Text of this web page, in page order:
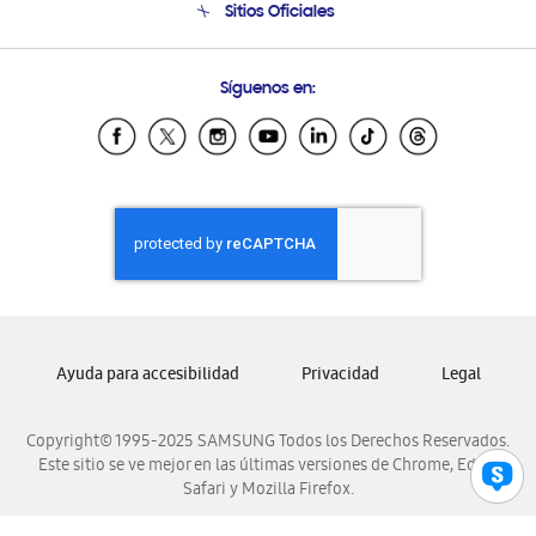
Condiciones de Compra
Soporte vía eMail
Sitios Oficiales
Samsung Ecuador
Samsung El Salvador
Samsung Honduras
Samsung Nicaragua
Samsung Panamá
Samsung Venezuela
Síguenos en:
Copyright© 1995-2025 SAMSUNG Todos los Derechos Reservados.
Este sitio se ve mejor en las últimas versiones de Chrome, Edge,
Safari y Mozilla Firefox.
Ayuda para accesibilidad Privacidad Legal